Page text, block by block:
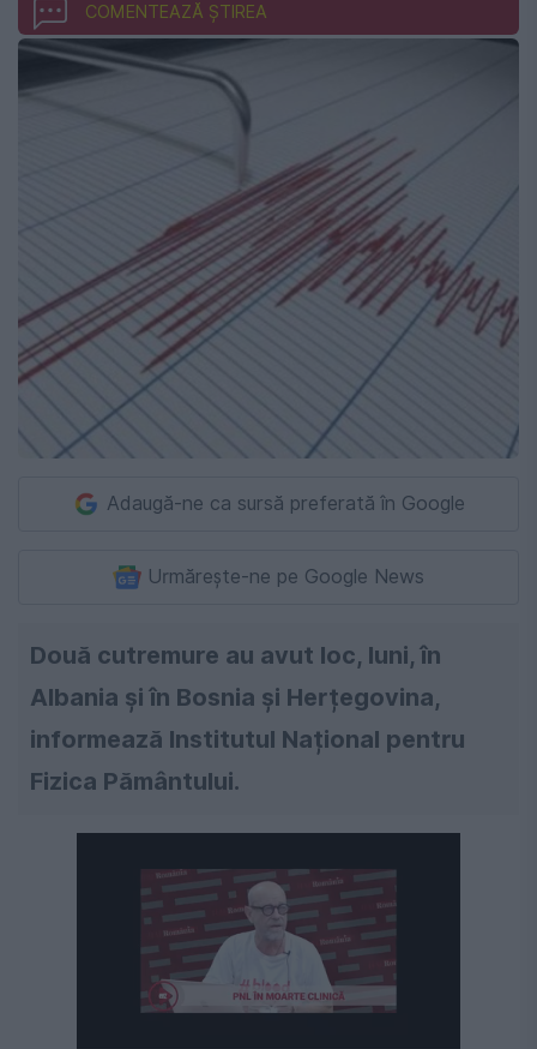
COMENTEAZĂ ȘTIREA
Adaugă-ne ca sursă preferată în Google
Urmărește-ne pe Google News
Două cutremure au avut loc, luni, în
Albania și în Bosnia și Herțegovina,
informează Institutul Național pentru
Fizica Pământului.